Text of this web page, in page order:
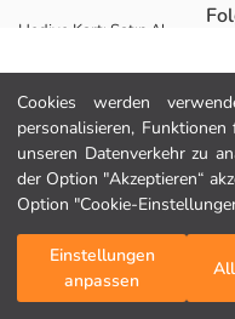
Cookies werden
personalisieren,
unseren Datenverkehr zu
der Option "Akzeptieren“
Option "Cookie-
Einstellungen
anpassen
Hediye Kartı Satın Al
Unternehmen
ÜBER UNS
Unsere Geschäfte
Karrierechancen
Unterstützung für Unternehmen